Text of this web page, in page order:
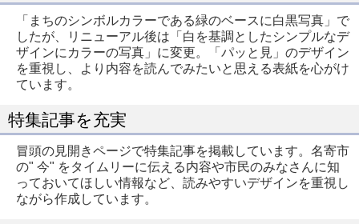
「まちのシンボルカラーである緑のベースに白黒写真」で
したが、リニューアル後は「白を基調としたシンプルなデ
ザインにカラーの写真」に変更。「パッと見」のデザイン
を重視し、より内容を読んでみたいと思える表紙を心がけ
ています。
特集記事を充実
冒頭の見開きページで特集記事を掲載しています。名寄市
の" 今" をタイムリーに伝える内容や市民のみなさんに知
っておいてほしい情報など、読みやすいデザインを重視し
ながら作成しています。